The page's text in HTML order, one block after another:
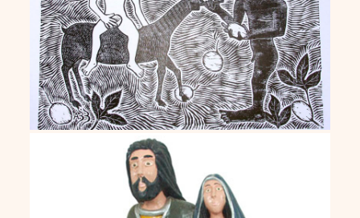
José Cordeiro